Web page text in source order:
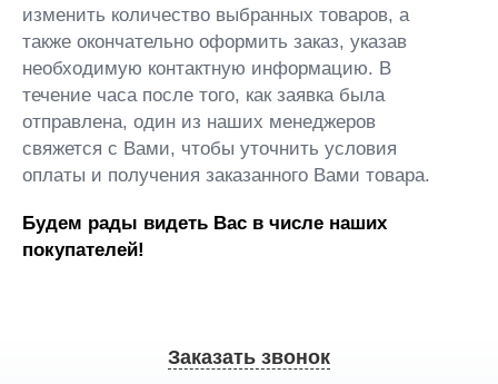
изменить количество выбранных товаров, а
также окончательно оформить заказ, указав
необходимую контактную информацию. В
течение часа после того, как заявка была
отправлена, один из наших менеджеров
свяжется с Вами, чтобы уточнить условия
оплаты и получения заказанного Вами товара.
Будем рады видеть Вас в числе наших
покупателей!
Заказать звонок